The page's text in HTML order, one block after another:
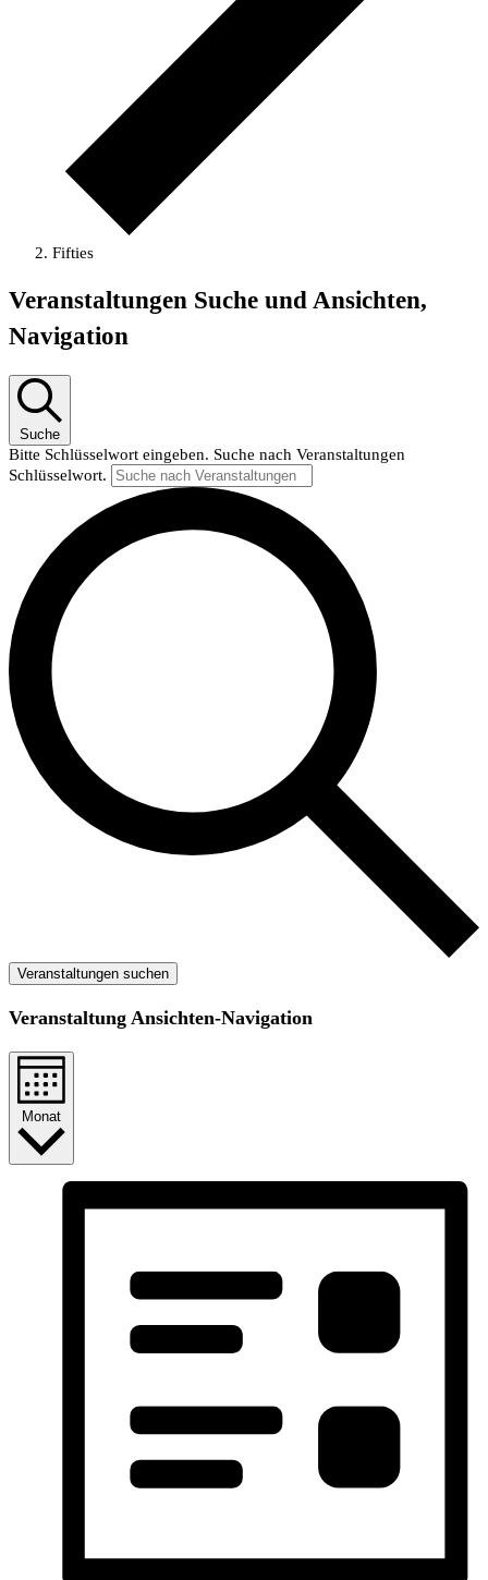
Fifties
Veranstaltungen
Veranstaltungen Suche und Ansichten,
Navigation
Suche
Bitte Schlüsselwort eingeben. Suche nach Veranstaltungen
Schlüsselwort.
Veranstaltungen suchen
Veranstaltung Ansichten-Navigation
Monat